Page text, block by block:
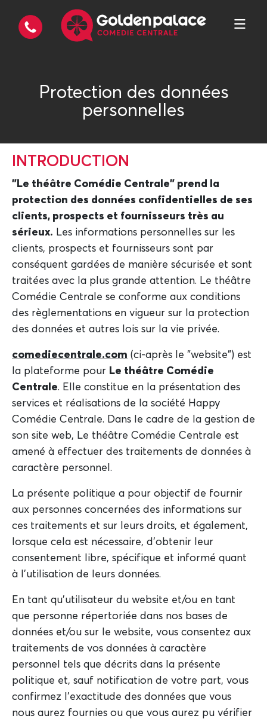
Protection des données
personnelles
INTRODUCTION
"Le théâtre Comédie Centrale" prend la
protection des données confidentielles de ses
clients, prospects et fournisseurs très au
sérieux. Les informations personnelles sur les
clients, prospects et fournisseurs sont par
conséquent gardées de manière sécurisée et sont
traitées avec la plus grande attention. Le théâtre
Comédie Centrale se conforme aux conditions
des règlementations en vigueur sur la protection
des données et autres lois sur la vie privée.
comediecentrale.com (ci-après le "website") est
la plateforme pour Le théâtre Comédie
Centrale. Elle constitue en la présentation des
services et réalisations de la société Happy
Comédie Centrale. Dans le cadre de la gestion de
son site web, Le théâtre Comédie Centrale est
amené à effectuer des traitements de données à
caractère personnel.
La présente politique a pour objectif de fournir
aux personnes concernées des informations sur
ces traitements et sur leurs droits, et également,
lorsque cela est nécessaire, d'obtenir leur
consentement libre, spécifique et informé quant
à l'utilisation de leurs données.
En tant qu'utilisateur du website et/ou en tant
que personne répertoriée dans nos bases de
données et/ou sur le website, vous consentez aux
traitements de vos données à caractère
personnel tels que décrits dans la présente
politique et, sauf notification de votre part, vous
confirmez l'exactitude des données que vous
nous aurez fournies ou que vous aurez pu vérifier